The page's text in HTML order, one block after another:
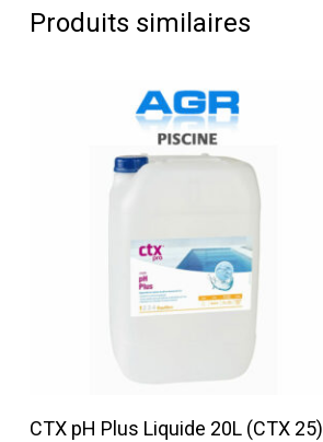
Produits similaires
Lire La Suite
CTX pH Plus Liquide 20L (CTX 25)